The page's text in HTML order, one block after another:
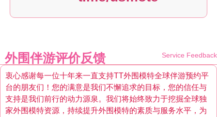
外围伴游评价反馈 Service Feedback
衷心感谢每一位十年来一直支持TT外围模特全球伴游预约平
台的朋友们！您的满意是我们不懈追求的目标，您的信任与
支持是我们前行的动力源泉。我们将始终致力于挖掘全球独
家外围模特资源，持续提升外围模特的素质与服务水平，为